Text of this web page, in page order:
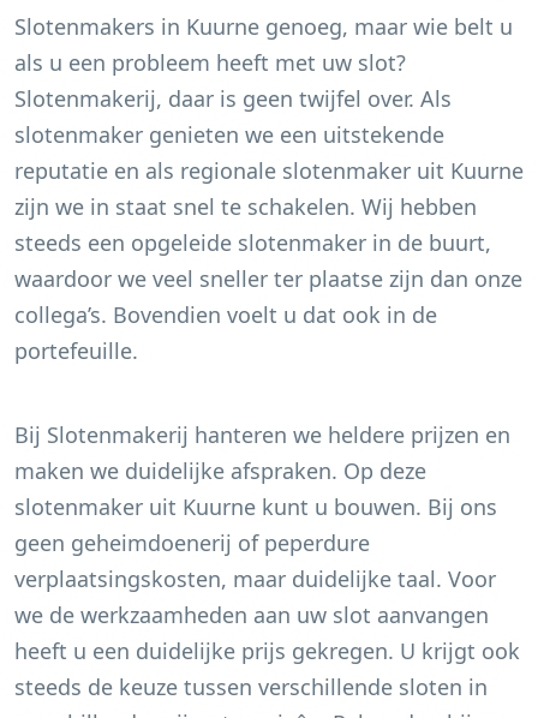
Slotenmakers in Kuurne genoeg, maar wie belt u
als u een probleem heeft met uw slot?
Slotenmakerij, daar is geen twijfel over. Als
slotenmaker genieten we een uitstekende
reputatie en als regionale slotenmaker uit Kuurne
zijn we in staat snel te schakelen. Wij hebben
steeds een opgeleide slotenmaker in de buurt,
waardoor we veel sneller ter plaatse zijn dan onze
collega’s. Bovendien voelt u dat ook in de
portefeuille.
Bij Slotenmakerij hanteren we heldere prijzen en
maken we duidelijke afspraken. Op deze
slotenmaker uit Kuurne kunt u bouwen. Bij ons
geen geheimdoenerij of peperdure
verplaatsingskosten, maar duidelijke taal. Voor
we de werkzaamheden aan uw slot aanvangen
heeft u een duidelijke prijs gekregen. U krijgt ook
steeds de keuze tussen verschillende sloten in